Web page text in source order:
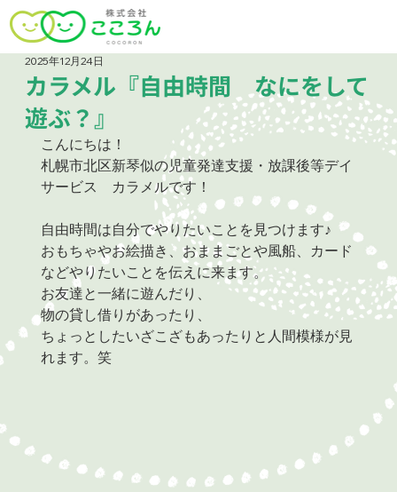
カラメル『自由時間 なにをして
遊ぶ？』
2025年12月24日
こんにちは！
札幌市北区新琴似の児童発達支援・放課後等デイ
サービス　カラメルです！
自由時間は自分でやりたいことを見つけます♪
おもちゃやお絵描き、おままごとや風船、カード
などやりたいことを伝えに来ます。
お友達と一緒に遊んだり、
物の貸し借りがあったり、
ちょっとしたいざこざもあったりと人間模様が見
れます。笑